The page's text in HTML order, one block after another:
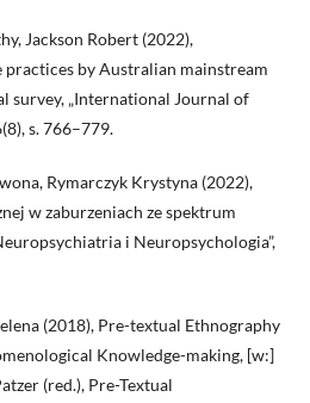
Jackson Robert (2022),
by Australian mainstream
survey, „International Journal of
s. 766–779.
Rymarczyk Krystyna (2022),
w zaburzeniach ze spektrum
i Neuropsychologia”,
(2018), Pre-textual Ethnography
Knowledge-making, [w:]
(red.), Pre-Textual